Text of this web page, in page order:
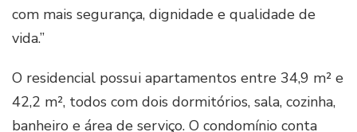
com mais segurança, dignidade e qualidade de
vida.”
O residencial possui apartamentos entre 34,9 m² e
42,2 m², todos com dois dormitórios, sala, cozinha,
banheiro e área de serviço. O condomínio conta